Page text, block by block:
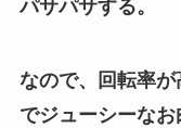
パサパサする。
なので、回転率
でジューシーなお